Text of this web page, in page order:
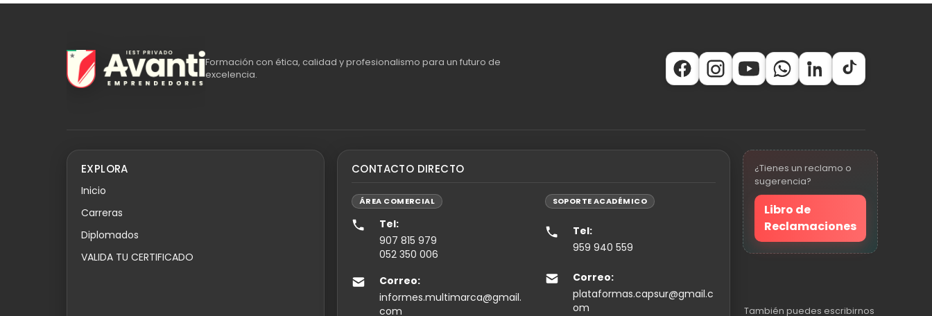
Formación con ética, calidad y profesionalismo para un futuro de
excelencia.
EXPLORA
Inicio
Carreras
Diplomados
VALIDA TU CERTIFICADO
CONTACTO DIRECTO
ÁREA COMERCIAL
Tel:
907 815 979
052 350 006
Correo:
informes.multimarca@gmail.
com
SOPORTE ACADÉMICO
Tel:
959 940 559
Correo:
plataformas.capsur@gmail.c
om
¿Tienes un reclamo o
sugerencia?
Libro de
Reclamaciones
También puedes escribirnos